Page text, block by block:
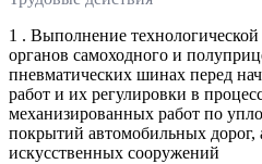
1 . Выполнение
органов самоходного и
пневматических шинах перед
работ и их регулировки в
механизированных работ по
покрытий автомобильных дорог,
искусственных сооружений